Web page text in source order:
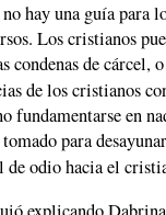
hay una guía para
Los cristianos
condenas de
de los cristianos
fundamentarse en
para
de odio hacia el